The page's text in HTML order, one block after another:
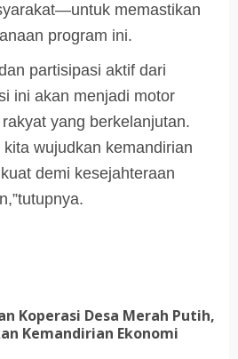
memastikan
program ini.
partisipasi aktif dari
ini akan menjadi motor
yang berkelanjutan.
wujudkan kemandirian
demi kesejahteraan
Koperasi Desa Merah Putih,
Kemandirian Ekonomi